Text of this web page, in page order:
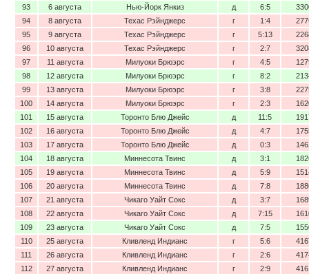
93
6 августа Нью-Йорк Янкиз д 6:5
94
8 августа Техас Рэйнджерс г 1:4
95
9 августа Техас Рэйнджерс г 5:13
96
10 августа Техас Рэйнджерс г 2:7
97
11 августа Милуоки Брюэрс г 4:5
98
12 августа Милуоки Брюэрс г 8:2
99
13 августа Милуоки Брюэрс г 3:8
100
14 августа Милуоки Брюэрс г 2:3
101
15 августа Торонто Блю Джейс д 11:5
102
16 августа Торонто Блю Джейс д 4:7
103
17 августа Торонто Блю Джейс д 0:3
104
18 августа Миннесота Твинс д 3:1
105
19 августа Миннесота Твинс д 5:9
106
20 августа Миннесота Твинс д 7:8
107
21 августа Чикаго Уайт Сокс д 3:7
108
22 августа Чикаго Уайт Сокс д 7:15
109
23 августа Чикаго Уайт Сокс д 7:5
110
25 августа Кливленд Индианс г 5:6
111
26 августа Кливленд Индианс г 2:6
112
27 августа Кливленд Индианс г 2:9